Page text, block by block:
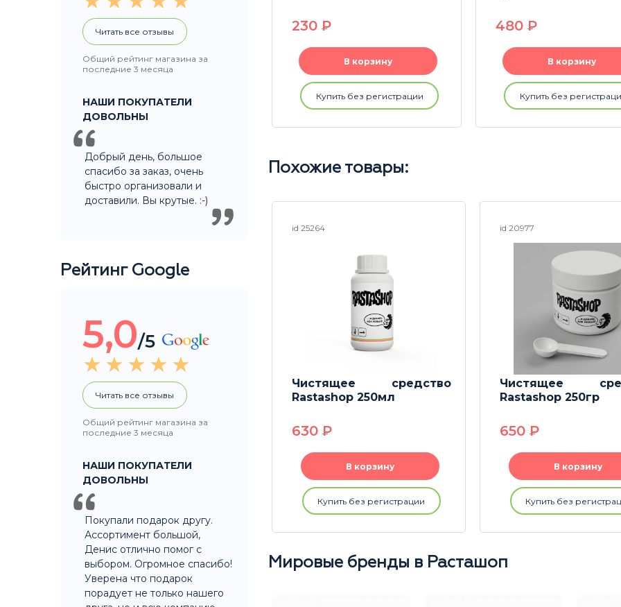
Читать все отзывы
Общий рейтинг магазина за
последние 3 месяца
НАШИ ПОКУПАТЕЛИ
ДОВОЛЬНЫ
Добрый день, большое
спасибо за заказ, очень
быстро организовали и
доставили. Вы крутые. :-)
Рейтинг Google
5,0/5
Читать все отзывы
Общий рейтинг магазина за
последние 3 месяца
НАШИ ПОКУПАТЕЛИ
ДОВОЛЬНЫ
Покупали подарок другу.
Ассортимент большой,
Денис отлично помог с
выбором. Огромное спасибо!
Уверена что подарок
порадует не только нашего
230
В корзину
230 P
В корзину
Купить без регистрации
480 P
В корзину
Купить без
Похожие товары:
id 25264
Чистящее средство
Rastashop 250мл
630 P
В корзину
Купить без регистрации
id 20977
Чистящее
Rastashop 250гр
650 P
В корзину
Купить без
Мировые бренды в Расташоп